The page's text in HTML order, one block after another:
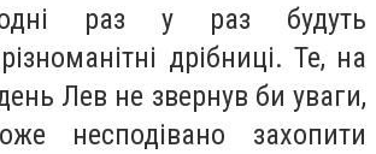
раз у раз будуть
дрібниці. Те, на
Лев не звернув би уваги,
несподівано захопити